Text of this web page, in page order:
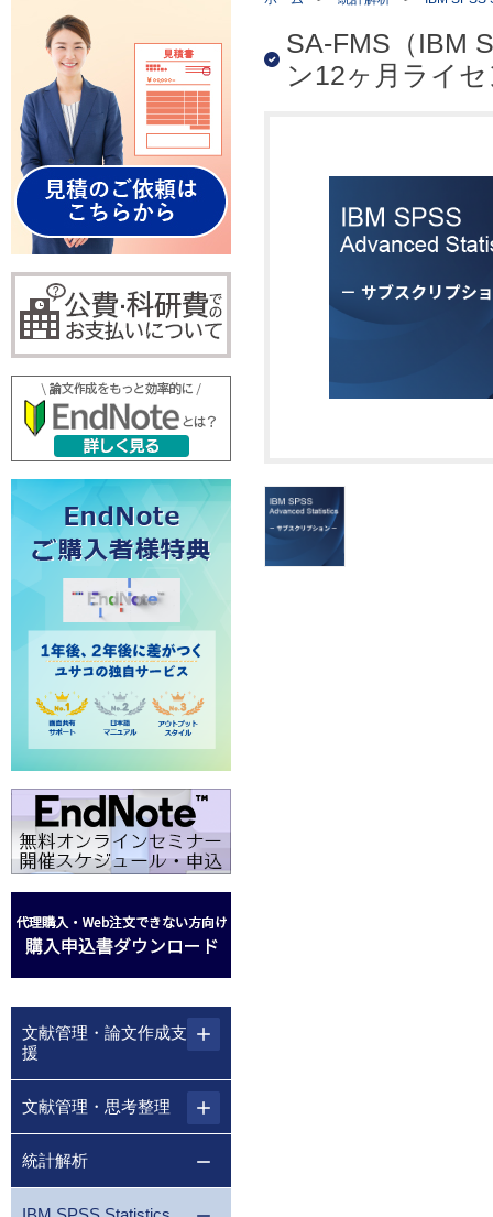
SA-FMS（IBM
ン12ヶ月ライ
文献管理・論文作成支
援
文献管理・思考整理
統計解析